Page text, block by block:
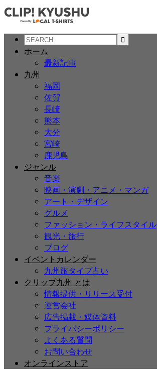
ホーム
最新記事
九州
福岡
佐賀
長崎
熊本
大分
宮崎
鹿児島
ジャンル
音楽
映画・演劇・アニメ・マンガ
アート・デザイン
グルメ
ファッション・ライフスタイル
観光・旅行
ブログ
イベントカレンダー
九州旅タイプ占い
クリップ九州 とは
情報提供・リリース受付
運営会社
広告掲載・媒体資料
プライバシーポリシー
よくある質問
お問い合わせ
オンラインストア